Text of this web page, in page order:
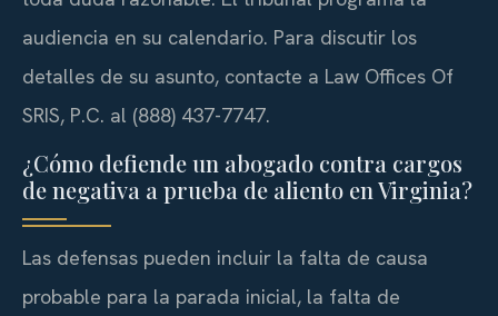
audiencia en su calendario. Para discutir los
detalles de su asunto, contacte a Law Offices Of
SRIS, P.C. al (888) 437-7747.
¿Cómo defiende un abogado contra cargos
de negativa a prueba de aliento en Virginia?
Las defensas pueden incluir la falta de causa
probable para la parada inicial, la falta de